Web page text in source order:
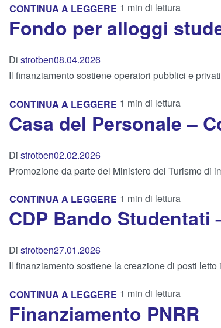
CONTINUA A LEGGERE 1 min di lettura
Fondo per alloggi
Di strotben08.04.2026
Il finanziamento sostiene operatori pubblici e
CONTINUA A LEGGERE 1 min di lettura
Casa del Personale –
Di strotben02.02.2026
Promozione da parte del Ministero del Turismo di
CONTINUA A LEGGERE 1 min di lettura
CDP Bando
Di strotben27.01.2026
Il finanziamento sostiene la creazione di posti
CONTINUA A LEGGERE 1 min di lettura
Finanziamento PNRR